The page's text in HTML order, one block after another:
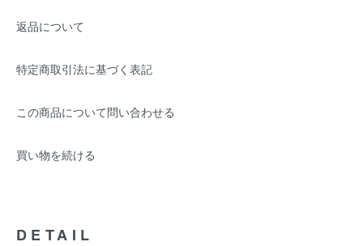
返品について
特定商取引法に基づく表記
この商品について問い合わせる
買い物を続ける
DETAIL